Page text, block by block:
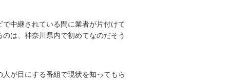
中継されている間に業者が片付けて
は、神奈川県内で初めてなのだそう
が目にする番組で現状を知ってもら